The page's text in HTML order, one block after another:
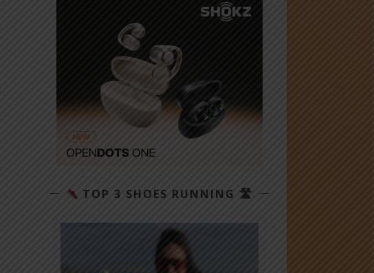
TOP 3 SHOES RUNNING 🛣